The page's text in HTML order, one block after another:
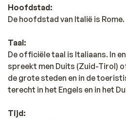
Hoofdstad:
De hoofdstad van Italië is Rome.
Taal:
De officiële taal is Italiaans. In
spreekt men Duits (Zuid-Tirol)
de grote steden en in de
terecht in het Engels en in het
Tijd: